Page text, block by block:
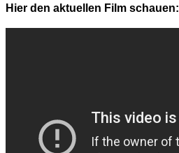
Hier den aktuellen Film schauen: